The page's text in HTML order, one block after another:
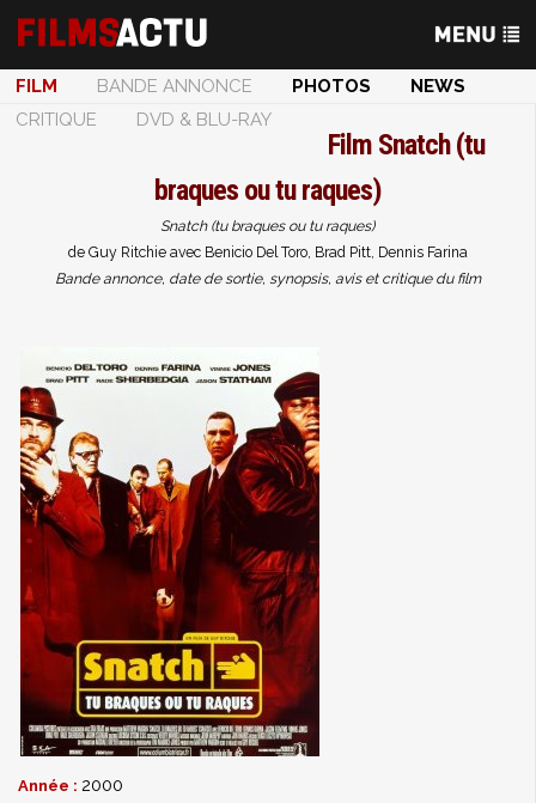
FILM BANDE ANNONCE PHOTOS
NEWS
CRITIQUE
DVD & BLU-RAY
Film Snatch (tu
braques ou tu raques)
Snatch (tu braques ou tu raques)
de Guy Ritchie avec Benicio Del Toro, Brad Pitt, Dennis Farina
Bande annonce, date de sortie, synopsis, avis et critique du film
Année : 2000